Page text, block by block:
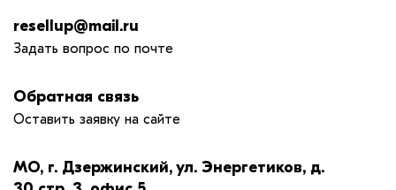
resellup@mail.ru
Задать вопрос по почте
Обратная связь
Оставить заявку на сайте
МО, г. Дзержинский, ул. Энергетиков, д.